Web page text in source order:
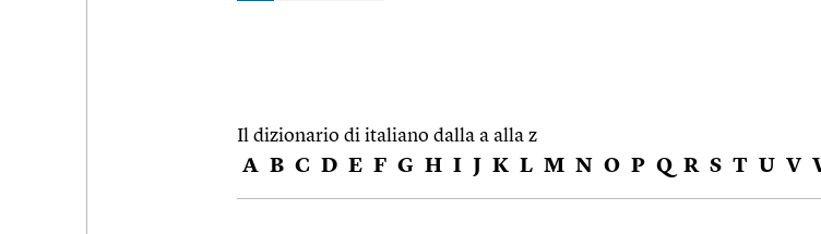
Il dizionario di italiano dalla a alla z
A B C D E F G H I J K L M N O P Q R S T U V